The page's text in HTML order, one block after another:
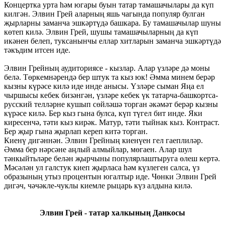
Концертка урта һәм югары буын татар тамашачылары да күп
килгән. Элвин Грей аларның яшь чагында популяр булган
җырларны заманча эшкәртүдә башкара. Бу тамашачылар шуны
көтеп килә. Элвин Грей, шушы тамашачыларның да күп
икәнен белеп, туксанынчы еллар хитларын заманча эшкәртүдә
тәкъдим итсен иде.
Элвин Грейның аудиториясе - кызлар. Алар үзләре дә моны
белә. Төркемнәрендә бер штук та кыз юк! Әмма минем берәр
кызны күрәсе килә иде инде анысы. Үзләре сыман Яңа ел
чыршысы кебек бизәнгән, үзләре кебек үк татарча-башкортса-
русский телләрне кушып сөйләшә торган әкәмәт берәр кызны
күрәсе килә. Бер кыз гына булса, күп түгел бит инде. Яки
киресенчә, тәти кыз кирәк. Матур, тәти тыйнак кыз. Контраст.
Бер җыр гына җырлап кереп китә торган.
Киенү дигәннән. Элвин Грейның киенүен гел гаеплиләр.
Әмма бер нәрсәне аңлый алмыйлар, мөгаен. Алар шул
тәнкыйтьләре белән җырчыны популярлаштыруга өлеш кертә.
Мәсәлән ул галстук киеп җырласа һәм күзлеген салса, үз
образының утыз процентын югалтыр иде. Чөнки Элвин Грей
дигәч, чәчәкле-чуклы киемле рыцарь күз алдына килә.
Элвин Грей - татар халкының Данкосы